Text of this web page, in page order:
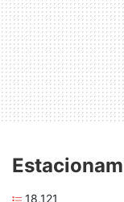
18,121